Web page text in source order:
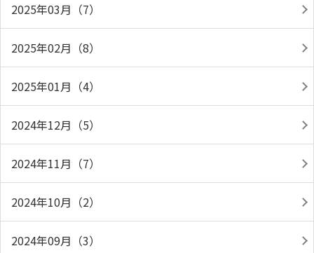
2025年03月（7）
2025年02月（8）
2025年01月（4）
2024年12月（5）
2024年11月（7）
2024年10月（2）
2024年09月（3）